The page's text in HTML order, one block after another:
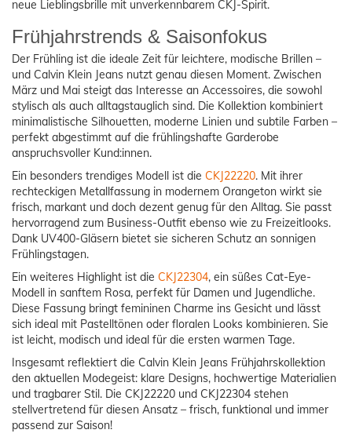
neue Lieblingsbrille mit unverkennbarem CKJ-Spirit.
Frühjahrstrends & Saisonfokus
Der Frühling ist die ideale Zeit für leichtere, modische Brillen –
und Calvin Klein Jeans nutzt genau diesen Moment. Zwischen
März und Mai steigt das Interesse an Accessoires, die sowohl
stylisch als auch alltagstauglich sind. Die Kollektion kombiniert
minimalistische Silhouetten, moderne Linien und subtile Farben –
perfekt abgestimmt auf die frühlingshafte Garderobe
anspruchsvoller Kund:innen.
Ein besonders trendiges Modell ist die CKJ22220. Mit ihrer
rechteckigen Metallfassung in modernem Orangeton wirkt sie
frisch, markant und doch dezent genug für den Alltag. Sie passt
hervorragend zum Business-Outfit ebenso wie zu Freizeitlooks.
Dank UV400-Gläsern bietet sie sicheren Schutz an sonnigen
Frühlingstagen.
Ein weiteres Highlight ist die CKJ22304, ein süßes Cat-Eye-
Modell in sanftem Rosa, perfekt für Damen und Jugendliche.
Diese Fassung bringt femininen Charme ins Gesicht und lässt
sich ideal mit Pastelltönen oder floralen Looks kombinieren. Sie
ist leicht, modisch und ideal für die ersten warmen Tage.
Insgesamt reflektiert die Calvin Klein Jeans Frühjahrskollektion
den aktuellen Modegeist: klare Designs, hochwertige Materialien
und tragbarer Stil. Die CKJ22220 und CKJ22304 stehen
stellvertretend für diesen Ansatz – frisch, funktional und immer
passend zur Saison!